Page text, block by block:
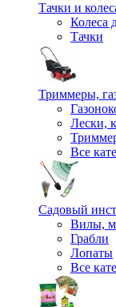
Тачки и
Колеса
Тачки
Триммеры,
Лески,
Все
Садовый
Вилы,
Грабли
Лопаты
Все